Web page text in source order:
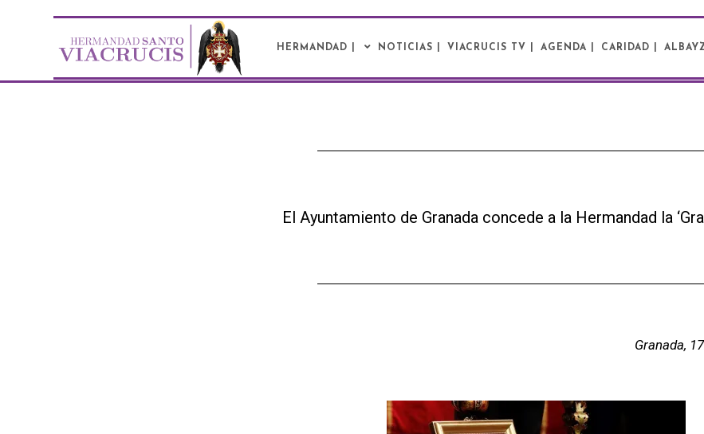
HERMANDAD | NOTICIAS | VIACRUCIS TV | AGENDA | CARIDAD |
El Ayuntamiento de Granada concede a la Hermandad la
Granada,